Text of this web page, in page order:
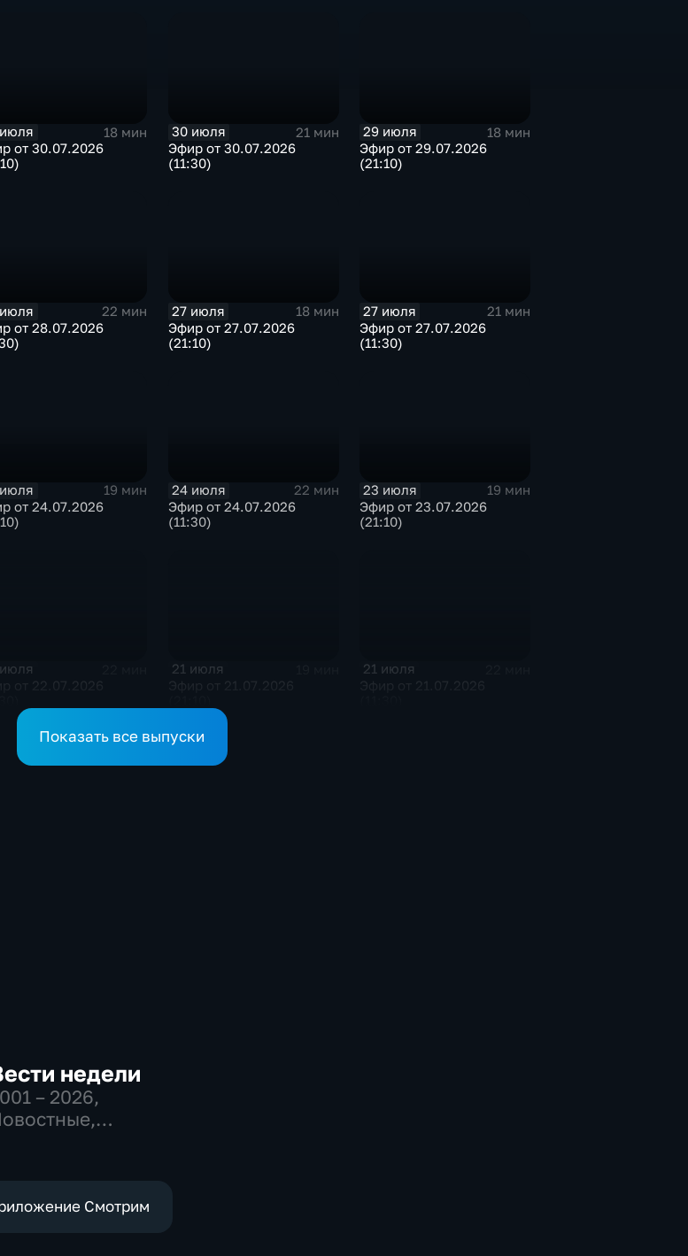
18 мин
от 30.07.2026
30 июля
21 мин
Эфир от 30.07.2026
(11:30)
29 июля
18 мин
Эфир от 29.07.2026
(21:10)
22 мин
от 28.07.2026
27 июля
18 мин
Эфир от 27.07.2026
(21:10)
27 июля
21 мин
Эфир от 27.07.2026
(11:30)
19 мин
от 24.07.2026
24 июля
22 мин
Эфир от 24.07.2026
(11:30)
23 июля
19 мин
Эфир от 23.07.2026
(21:10)
21 июля 21 июля
Показать все выпуски
недели
– 2026,
Смотрим